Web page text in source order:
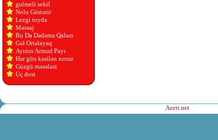
gulmeli sekil
Nolu Göstərir
Lezgi toyda
Massaj
Bu Da Dədəmə Qalsın
Gəl Ortalayaq
Ayının Armud Payı
Hər gün kəsilən xoruz
Güzgü məsələsi
Üç dost
Azeri.net